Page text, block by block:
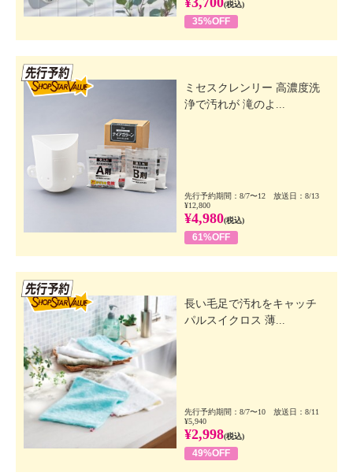
(税込)
35%OFF
ミセスクレンリー 高濃度洗
浄で汚れが 滝のよ...
先行予約期間：8/7〜12 放送日：8/13
¥12,800
¥4,980(税込)
61%OFF
長い毛足で汚れをキャッチ
パルスイクロス 薄...
先行予約期間：8/7〜10 放送日：8/11
¥5,940
¥2,998(税込)
49%OFF